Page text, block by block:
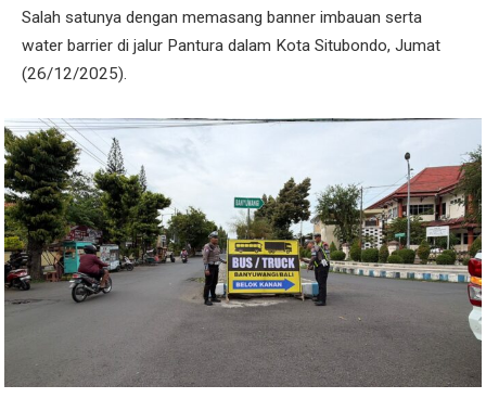
Salah satunya dengan memasang banner imbauan serta
water barrier di jalur Pantura dalam Kota Situbondo, Jumat
(26/12/2025).